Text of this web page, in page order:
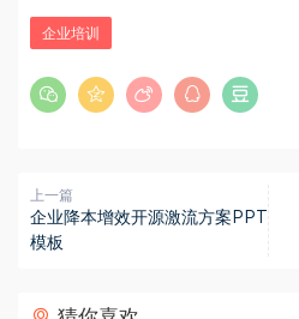
企业培训
上一篇
企业降本增效开源激流方案PPT
模板